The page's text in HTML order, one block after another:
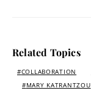
Related Topics
COLLABORATION
MARY KATRANTZOU